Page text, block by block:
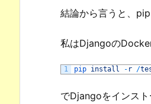
結論から言うと、
私はDjangoの
1 pip install - r /
でDjangoをインス